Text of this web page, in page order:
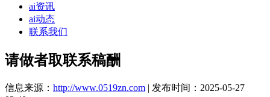
ai资讯
ai动态
联系我们
请做者取联系稿酬
信息来源： http://www.0519zn.com | 发布时间：2025-05-27